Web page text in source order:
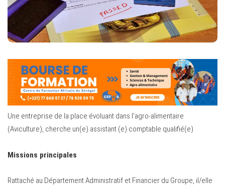
Une entreprise de la place évoluant dans l’agro-alimentaire
(Aviculture), cherche un(e) assistant (e) comptable qualifié(e)
Missions principales
Rattaché au Département Administratif et Financier du Groupe, il/elle